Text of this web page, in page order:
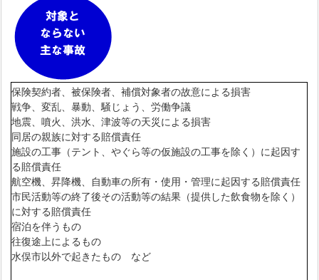
保険契約者、被保険者、補償対象者の故意による損害
戦争、変乱、暴動、騒じょう、労働争議
地震、噴火、洪水、津波等の天災による損害
同居の親族に対する賠償責任
施設の工事（テント、やぐら等の仮施設の工事を除く）に起因す
る賠償責任
航空機、昇降機、自動車の所有・使用・管理に起因する賠償責任
市民活動等の終了後その活動等の結果（提供した飲食物を除く）
に対する賠償責任
宿泊を伴うもの
往復途上によるもの
水俣市以外で起きたもの など